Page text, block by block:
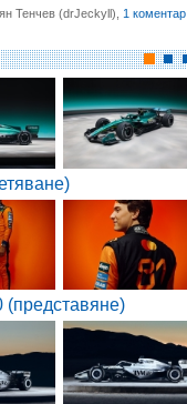
Тенчев (drJeckyll), 1 коментар
(представяне)